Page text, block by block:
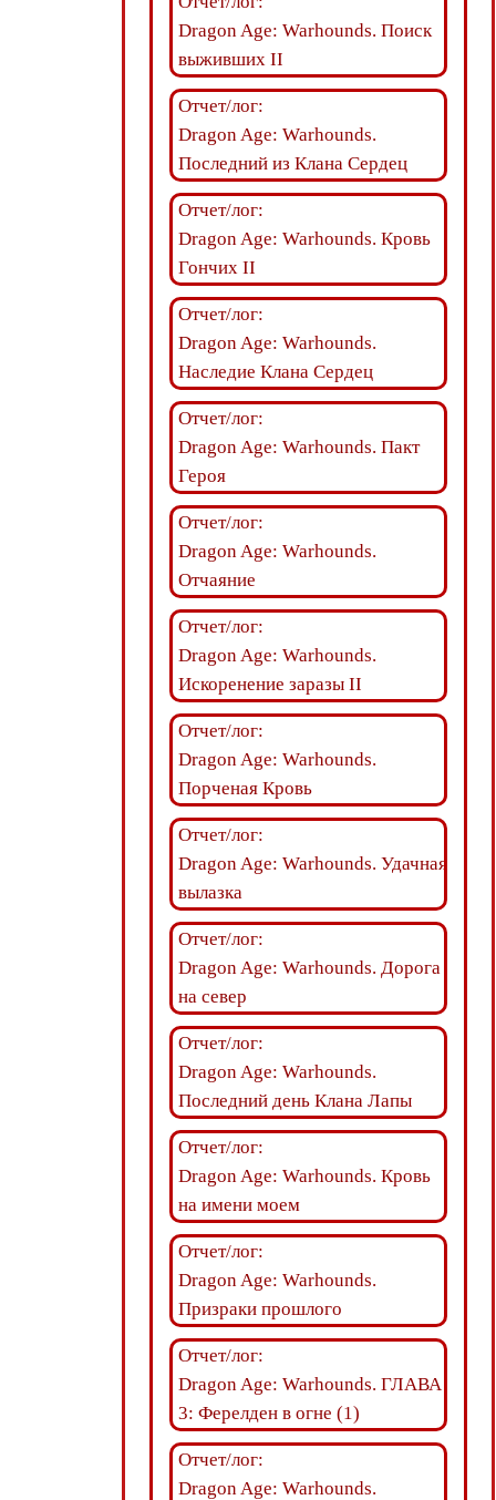
Dragon Age: Warhounds. Поиск
выживших II
Отчет/лог:
Dragon Age: Warhounds.
Последний из Клана Сердец
Отчет/лог:
Dragon Age: Warhounds. Кровь
Гончих II
Отчет/лог:
Dragon Age: Warhounds.
Наследие Клана Сердец
Отчет/лог:
Dragon Age: Warhounds. Пакт
Героя
Отчет/лог:
Dragon Age: Warhounds.
Отчаяние
Отчет/лог:
Dragon Age: Warhounds.
Искоренение заразы II
Отчет/лог:
Dragon Age: Warhounds.
Порченая Кровь
Отчет/лог:
Dragon Age: Warhounds. Удачная
вылазка
Отчет/лог:
Dragon Age: Warhounds. Дорога
на север
Отчет/лог:
Dragon Age: Warhounds.
Последний день Клана Лапы
Отчет/лог:
Dragon Age: Warhounds. Кровь
на имени моем
Отчет/лог:
Dragon Age: Warhounds.
Призраки прошлого
Отчет/лог:
Dragon Age: Warhounds. ГЛАВА
3: Ферелден в огне (1)
Отчет/лог:
Dragon Age: Warhounds.